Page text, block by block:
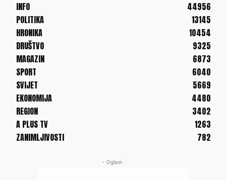
INFO
44956
POLITIKA
13145
HRONIKA
10454
DRUŠTVO
9325
MAGAZIN
6873
SPORT
6040
SVIJET
5669
EKONOMIJA
4480
REGION
3402
A PLUS TV
1263
ZANIMLJIVOSTI
782
- Oglasi-